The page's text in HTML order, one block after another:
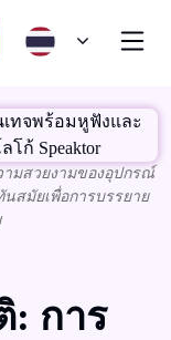
ามสวยงามของอุปกรณ์
สมัยเพื่อการบรรยาย
: การ